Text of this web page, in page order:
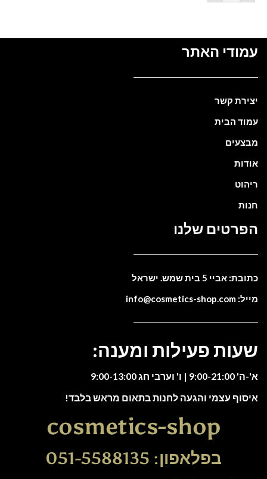
עמודי האתר
יצירת קשר
עמוד הבית
מבצעים
אודות
ריהוט
חנות
הפרטים שלנו
כתובת: אביי 5 בית שמש. ישראל
מייל: info@cosmetics-shop.com
שעות פעילות ומענה:
א'-ה' 9:00-21:00 | ו' וערבי חג 9:00-13:00
איסוף עצמי והגעה לחנות בתאום מראש בלבד!
cosmetics-shop
בפלאפון: 051-5588135